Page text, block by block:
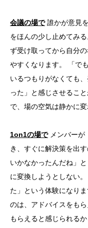
会議の場で誰かが意見
をほんの少し止めてみ
ず受け取ってから自分
やすくなります。 「で
いるつもりがなくても
った」と感じさせるこ
で、場の空気は静かに変
1on1の場でメンバーが
き、すぐに解決策を出
いかなかったんだね」
に変換しようとしない
た」という体験になり
のは、アドバイスをも
もらえると感じられる